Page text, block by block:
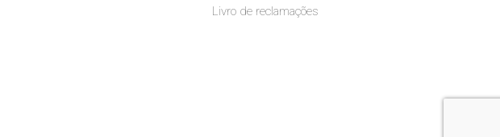
Livro de reclamações